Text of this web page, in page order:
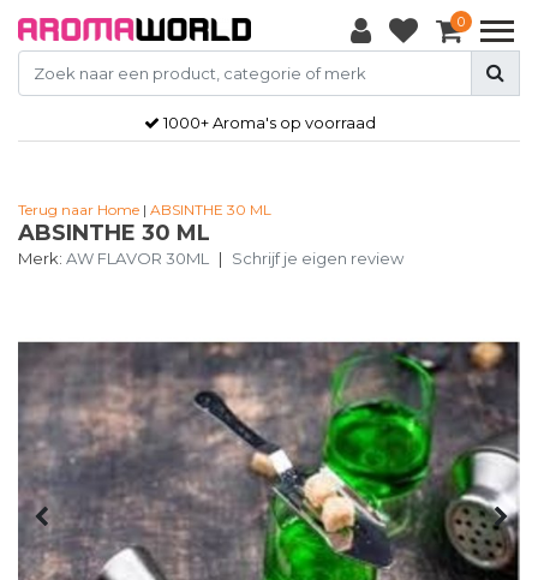
0
1000+ Aroma's op voorraad
Terug naar Home | ABSINTHE 30 ML
ABSINTHE 30 ML
Merk: AW FLAVOR 30ML | Schrijf je eigen review